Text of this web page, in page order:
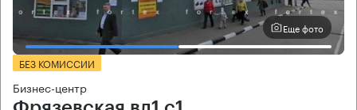
Еще фото
БЕЗ КОМИССИИ
Бизнес-центр